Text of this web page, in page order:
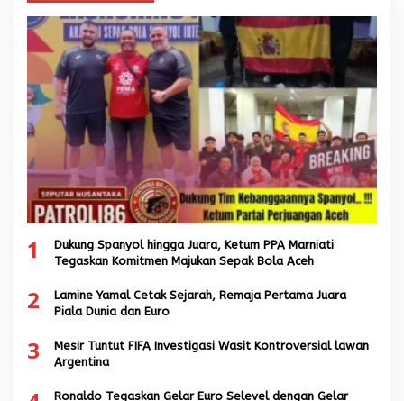
1
Dukung Spanyol hingga Juara, Ketum PPA Marniati
Tegaskan Komitmen Majukan Sepak Bola Aceh
2
Lamine Yamal Cetak Sejarah, Remaja Pertama Juara
Piala Dunia dan Euro
3
Mesir Tuntut FIFA Investigasi Wasit Kontroversial lawan
Argentina
Ronaldo Tegaskan Gelar Euro Selevel dengan Gelar